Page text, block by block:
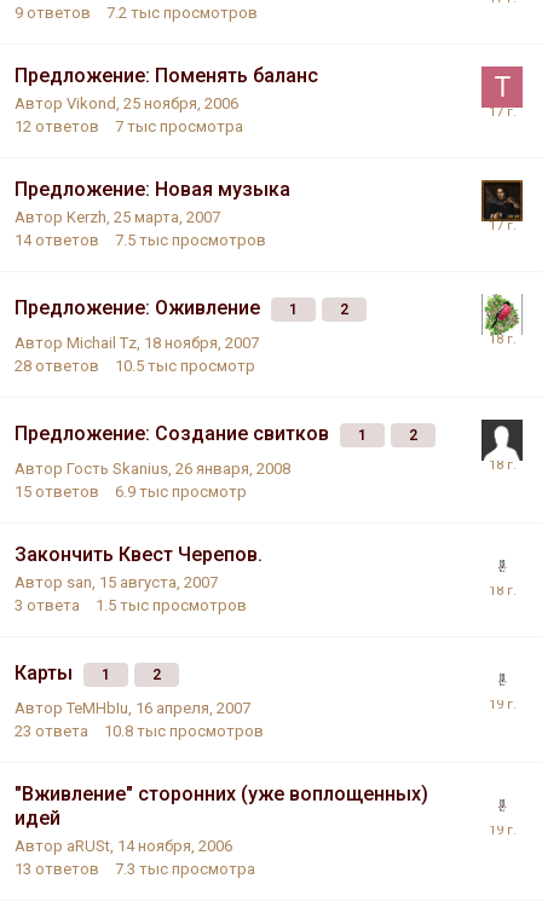
9 ответов 7.2 тыс просмотров
Предложение: Поменять баланс
Автор Vikond 25 ноября, 2006
12 ответов 7 тыс просмотра
Предложение: Новая музыка
Автор Kerzh 25 марта, 2007
14 ответов 7.5 тыс просмотров
Предложение: Оживление 1 2
Автор Michail Tz 18 ноября, 2007
28 ответов 10.5 тыс просмотр
Предложение: Создание свитков 1 2
Автор Гость Skanius, 26 января, 2008
15 ответов 6.9 тыс просмотр
Закончить Квест Черепов.
Автор san 15 августа, 2007
3 ответа 1.5 тыс просмотров
Карты 1 2
Автор TeMHbIu 16 апреля, 2007
23 ответа 10.8 тыс просмотров
"Вживление" сторонних (уже воплощенных)
идей
Автор aRUSt 14 ноября, 2006
13 ответов 7.3 тыс просмотра